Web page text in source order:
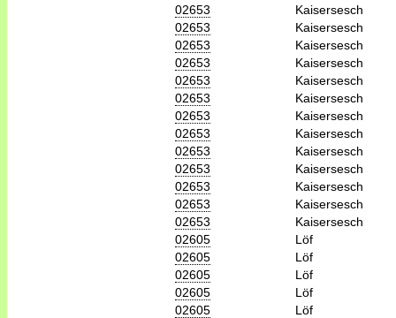
02653
Kaisersesch
02653
Kaisersesch
02653
Kaisersesch
02653
Kaisersesch
02653
Kaisersesch
02653
Kaisersesch
02653
Kaisersesch
02653
Kaisersesch
02653
Kaisersesch
02653
Kaisersesch
02653
Kaisersesch
02653
Kaisersesch
02653
Kaisersesch
02605
Löf
02605
Löf
02605
Löf
02605
Löf
02605
Löf